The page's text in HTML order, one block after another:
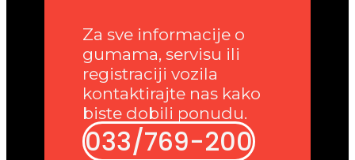
Za sve informacije o
gumama, servisu ili
registraciji vozila
kontaktirajte nas kako
biste dobili ponudu.
033/769-200